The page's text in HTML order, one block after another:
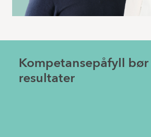
Kompetansepåfyll
resultater